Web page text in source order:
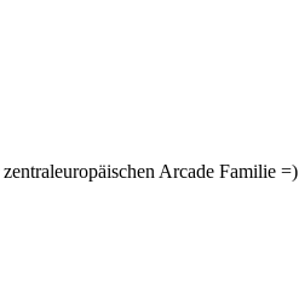
Arcade Familie =)